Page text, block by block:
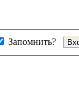
Запомнить?